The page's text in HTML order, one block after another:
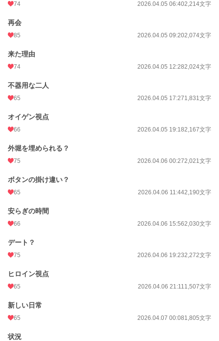
74 2026.04.05 06:402,214文字
再会
85 2026.04.05 09:202,074文字
来た理由
74 2026.04.05 12:282,024文字
不器用な二人
65 2026.04.05 17:271,831文字
オイゲン視点
66 2026.04.05 19:182,167文字
外堀を埋められる？
75 2026.04.06 00:272,021文字
ボタンの掛け違い？
65 2026.04.06 11:442,190文字
安らぎの時間
66 2026.04.06 15:562,030文字
デート？
75 2026.04.06 19:232,272文字
ヒロイン視点
65 2026.04.06 21:111,507文字
新しい日常
65 2026.04.07 00:081,805文字
状況